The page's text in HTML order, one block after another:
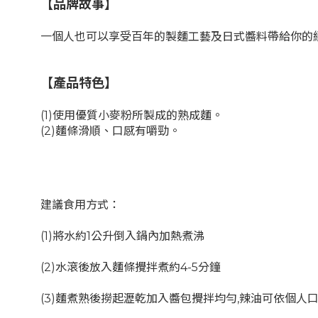
【品牌故事】
一個人也可以享受百年的製麵工藝及日式醬料帶給你的
【產品特色】
(1)使用優質小麥粉所製成的熟成麵。
(2)麵條滑順、口感有嚼勁。
建議食用方式：
(1)將水約1公升倒入鍋內加熱煮沸
(2)水滾後放入麵條攪拌煮約4-5分鐘
(3)麵煮熟後撈起瀝乾加入醬包攪拌均勻,辣油可依個人